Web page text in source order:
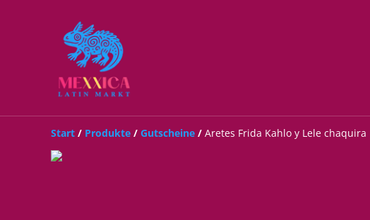
Start / Produkte / Gutscheine / Aretes Frida Kahlo y Lele chaquira